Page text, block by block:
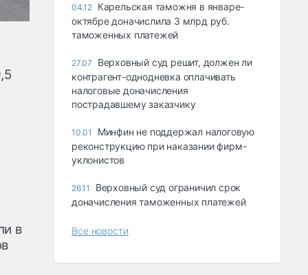
в
04.12 Карельская таможня в январе-
октябре доначислила 3 млрд руб.
таможенных платежей
27.07
Верховный суд решит, должен ли
контрагент-однодневка оплачивать
налоговые доначисления
пострадавшему заказчику
10.01
Минфин не поддержал налоговую
реконструкцию при наказании фирм-
уклонистов
26.11
Верховный суд ограничил срок
доначисления таможенных платежей
Все новости